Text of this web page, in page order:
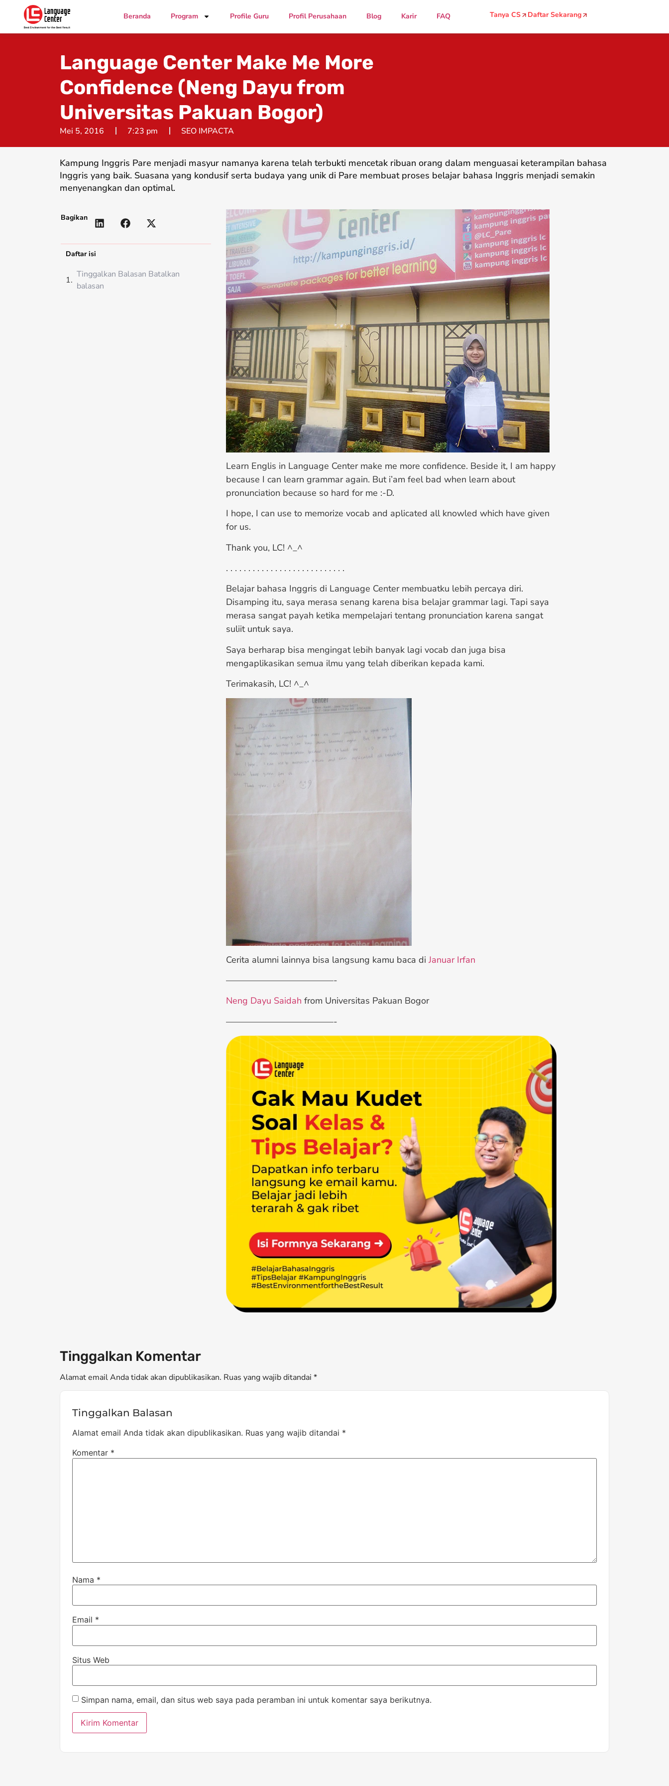
Beranda Program Profile Guru Profil Perusahaan Blog Karir FAQ Tanya CS Daftar Sekarang
Language Center Make Me More
Confidence (Neng Dayu from
Universitas Pakuan Bogor)
Mei 5, 2016 7:23 pm SEO IMPACTA
Kampung Inggris Pare menjadi masyur namanya karena telah terbukti mencetak ribuan orang dalam menguasai keterampilan bahasa
Inggris yang baik. Suasana yang kondusif serta budaya yang unik di Pare membuat proses belajar bahasa Inggris menjadi semakin
menyenangkan dan optimal.
Bagikan
Daftar isi
Tinggalkan Balasan Batalkan
balasan
Learn Englis in Language Center make me more confidence. Beside it, I am happy
because I can learn grammar again. But i’am feel bad when learn about
pronunciation because so hard for me :-D.
I hope, I can use to memorize vocab and aplicated all knowled which have given
for us.
Thank you, LC! ^_^
. . . . . . . . . . . . . . . . . . . . . . . . . . .
Belajar bahasa Inggris di Language Center membuatku lebih percaya diri.
Disamping itu, saya merasa senang karena bisa belajar grammar lagi. Tapi saya
merasa sangat payah ketika mempelajari tentang pronunciation karena sangat
suliit untuk saya.
Saya berharap bisa mengingat lebih banyak lagi vocab dan juga bisa
mengaplikasikan semua ilmu yang telah diberikan kepada kami.
Terimakasih, LC! ^_^
Cerita alumni lainnya bisa langsung kamu baca diJanuar Irfan
————————————-
Neng Dayu Saidah from Universitas Pakuan Bogor
————————————-
Tinggalkan Komentar
Alamat email Anda tidak akan dipublikasikan. Ruas yang wajib ditandai *
Tinggalkan Balasan
Alamat email Anda tidak akan dipublikasikan. Ruas yang wajib ditandai *
Komentar *
Nama *
Email *
Situs Web
Simpan nama, email, dan situs web saya pada peramban ini untuk komentar saya berikutnya.